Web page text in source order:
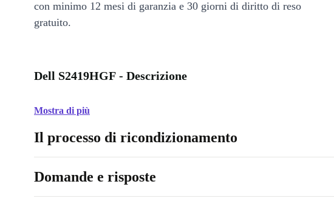
con minimo 12 mesi di garanzia e 30 giorni di diritto di reso
gratuito.
Dell S2419HGF - Descrizione
Mostra di più
Il processo di ricondizionamento
Domande e risposte